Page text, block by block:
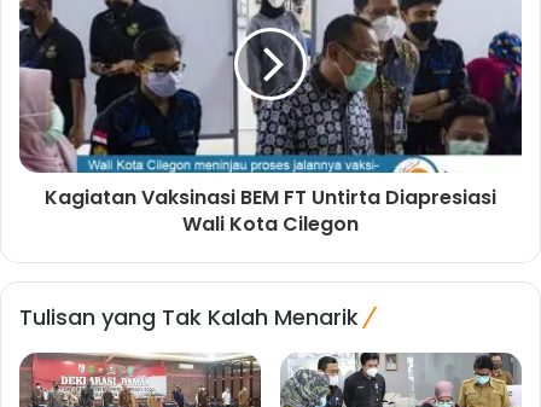
Kagiatan Vaksinasi BEM FT Untirta Diapresiasi
Wali Kota Cilegon
Tulisan yang Tak Kalah Menarik